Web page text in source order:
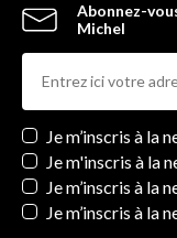
Abonnez-
Michel
Newsletters
Je m’inscris à la
Je m'inscris à la
Je m’inscris à la
Je m’inscris à la